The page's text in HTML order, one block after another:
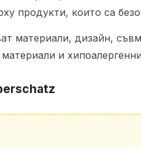
продукти, които са
материали, дизайн,
и